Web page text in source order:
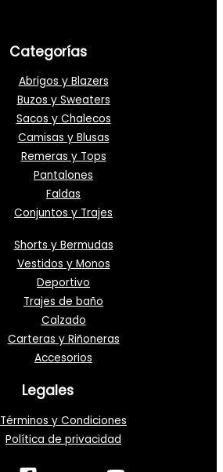
Categorías
Abrigos y Blazers
Buzos y Sweaters
Sacos y Chalecos
Camisas y Blusas
Remeras y Tops
Pantalones
Faldas
Conjuntos y Trajes
Shorts y Bermudas
Vestidos y Monos
Deportivo
Trajes de baño
Calzado
Carteras y Riñoneras
Accesorios
Legales
Términos y Condiciones
Política de privacidad